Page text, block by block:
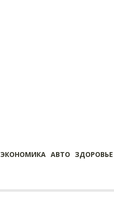
ЭКОНОМИКА АВТО ЗДОРОВЬЕ